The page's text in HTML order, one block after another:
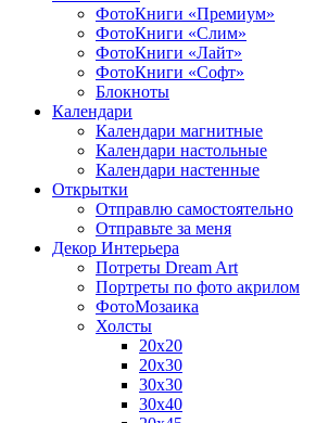
ФотоКниги «Премиум»
ФотоКниги «Слим»
ФотоКниги «Лайт»
ФотоКниги «Софт»
Блокноты
Календари
Календари магнитные
Календари настольные
Календари настенные
Открытки
Отправлю самостоятельно
Отправьте за меня
Декор Интерьера
Потреты Dream Art
Портреты по фото акрилом
ФотоМозаика
Холсты
20х20
20х30
30х30
30х40